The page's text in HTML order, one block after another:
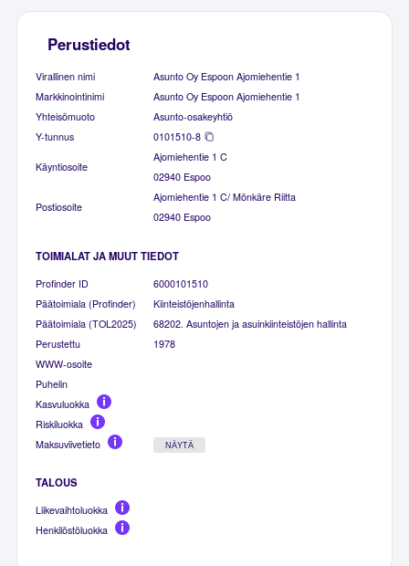
Perustiedot
Virallinen nimi
Asunto Oy Espoon Ajomiehentie 1
Markkinointinimi
Asunto Oy Espoon Ajomiehentie 1
Yhteisömuoto
Asunto-osakeyhtiö
Y-tunnus
0101510-8
Käyntiosoite
Ajomiehentie 1 C
02940 Espoo
Postiosoite
Ajomiehentie 1 C/ Mönkäre Riitta
02940 Espoo
TOIMIALAT JA MUUT TIEDOT
Profinder ID
6000101510
Päätoimiala (Profinder)
Kiinteistöjenhallinta
Päätoimiala (TOL2025)
68202. Asuntojen ja asuinkiinteistöjen hallinta
Perustettu
1978
WWW-osoite
Puhelin
Kasvuluokka
Riskiluokka
Maksuviivetieto
NÄYTÄ
TALOUS
Liikevaihtoluokka
Henkilöstöluokka